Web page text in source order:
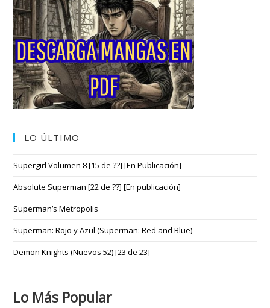
LO ÚLTIMO
Supergirl Volumen 8 [15 de ??] [En Publicación]
Absolute Superman [22 de ??] [En publicación]
Superman’s Metropolis
Superman: Rojo y Azul (Superman: Red and Blue)
Demon Knights (Nuevos 52) [23 de 23]
Lo Más Popular